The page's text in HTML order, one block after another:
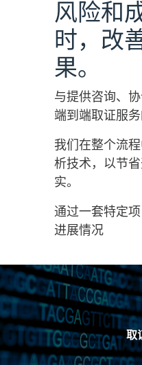
风险和
时，改
果。
与提供咨询、
端到端取证服务
我们在整个流
析技术，以节
实。
通过一套特定
进展情况
取